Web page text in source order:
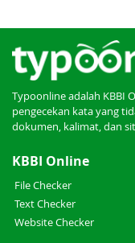
Typoonline adalah KBBI
pengecekan kata yang
dokumen, kalimat, dan
KBBI Online
File Checker
Text Checker
Website Checker